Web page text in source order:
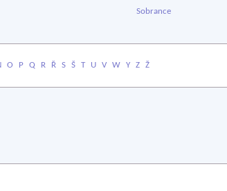
Sobrance
O P Q R Ř S Š T U V W Y Z Ž